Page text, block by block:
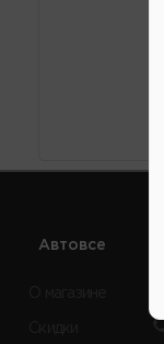
Автовсе